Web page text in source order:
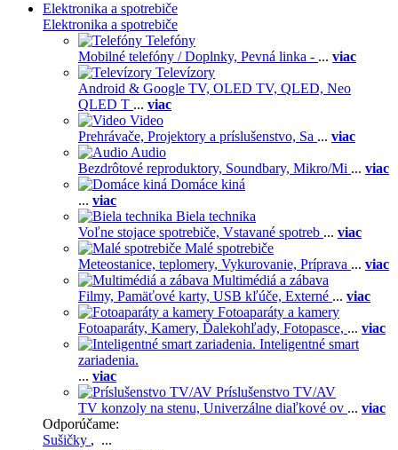
Elektronika a spotrebiče
Elektronika a spotrebiče
Telefóny
Mobilné telefóny / Doplnky, Pevná linka - ... viac
Televízory
Android & Google TV, OLED TV, QLED, Neo
QLED T ... viac
Video
Prehrávače, Projektory a príslušenstvo, Sa ... viac
Audio
Bezdrôtové reproduktory, Soundbary, Mikro/Mi ... viac
Domáce kiná
... viac
Biela technika
Voľne stojace spotrebiče, Vstavané spotreb ... viac
Malé spotrebiče
Meteostanice, teplomery, Vykurovanie, Príprava ... viac
Multimédiá a zábava
Filmy, Pamäťové karty, USB kľúče, Externé ... viac
Fotoaparáty a kamery
Fotoaparáty, Kamery, Ďalekohľady, Fotopasce, ... viac
Inteligentné smart
zariadenia.
... viac
Príslušenstvo TV/AV
TV konzoly na stenu, Univerzálne diaľkové ov ... viac
Odporúčame:
Sušičky , ...